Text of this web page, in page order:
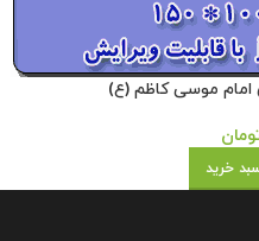
امام موسی کاظم (ع)
خرید